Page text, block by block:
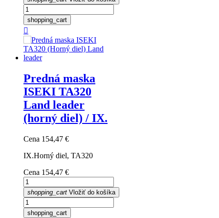
shopping_cart

Predná maska
ISEKI TA320
Land leader
(horný diel) / IX.
Cena 154,47 €
IX.Horný diel, TA320
Cena 154,47 €
shopping_cart Vložiť do košíka
shopping_cart